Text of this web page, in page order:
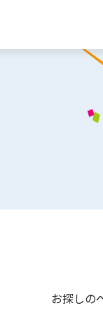
お探しの